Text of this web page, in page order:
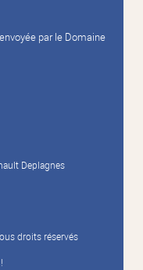
par le Domaine
Deplagnes
droits réservés